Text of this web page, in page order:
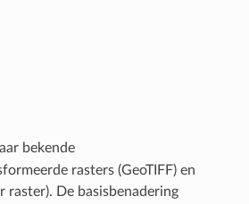
bekende
rasters (GeoTIFF) en
raster). De basisbenadering